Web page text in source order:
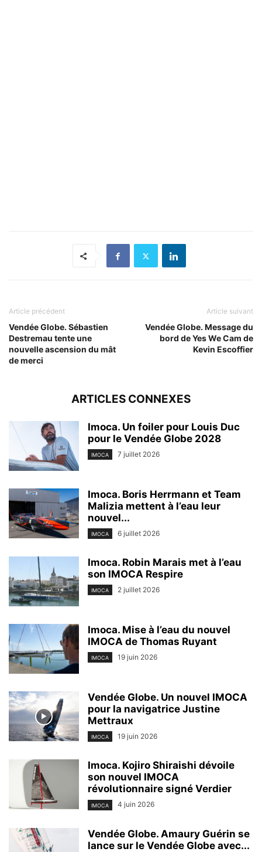
Article précédent
Vendée Globe. Sébastien
Destremau tente une
nouvelle ascension du mât
de merci
Article suivant
Vendée Globe. Message du
bord de Yes We Cam de
Kevin Escoffier
ARTICLES CONNEXES
Imoca. Un foiler pour Louis Duc
pour le Vendée Globe 2028
IMOCA 7 juillet 2026
Imoca. Boris Herrmann et Team
Malizia mettent à l’eau leur
nouvel...
IMOCA 6 juillet 2026
Imoca. Robin Marais met à l’eau
son IMOCA Respire
IMOCA 2 juillet 2026
Imoca. Mise à l’eau du nouvel
IMOCA de Thomas Ruyant
IMOCA 19 juin 2026
Vendée Globe. Un nouvel IMOCA
pour la navigatrice Justine
Mettraux
IMOCA 19 juin 2026
Imoca. Kojiro Shiraishi dévoile
son nouvel IMOCA
révolutionnaire signé Verdier
IMOCA 4 juin 2026
Vendée Globe. Amaury Guérin se
lance sur le Vendée Globe avec...